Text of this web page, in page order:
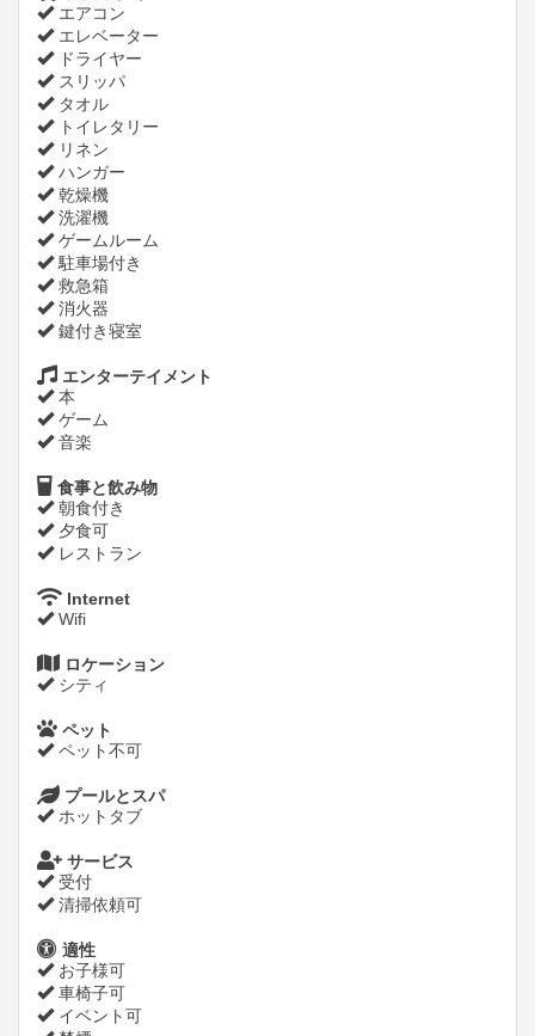
エアコン
エレベーター
ドライヤー
スリッパ
タオル
トイレタリー
リネン
ハンガー
乾燥機
洗濯機
ゲームルーム
駐車場付き
救急箱
消火器
鍵付き寝室
エンターテイメント
本
ゲーム
音楽
食事と飲み物
朝食付き
夕食可
レストラン
Internet
Wifi
ロケーション
シティ
ペット
ペット不可
プールとスパ
ホットタブ
サービス
受付
清掃依頼可
適性
お子様可
車椅子可
イベント可